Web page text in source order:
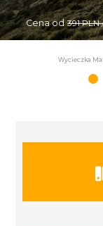
Cena od 391
Wycieczka